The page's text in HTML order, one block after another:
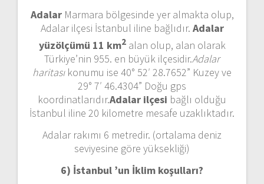
AdalarMarmara bölgesinde yer almakta olup,
Adalar ilçesi İstanbul iline bağlıdır. Adalar
yüzölçümü 11 km2alan olup, alan olarak
Türkiye’nin 955. en büyük ilçesidir.Adalar
haritasıkonumu ise 40° 52′ 28.7652” Kuzey ve
29° 7′ 46.4304” Doğu gps
koordinatlarıdır.Adalar ilçesi bağlı olduğu
İstanbul iline 20 kilometre mesafe uzaklıktadır.
Adalar rakımı 6 metredir. (ortalama deniz
seviyesine göre yüksekliği)
6) İstanbul ’un İklim koşulları?